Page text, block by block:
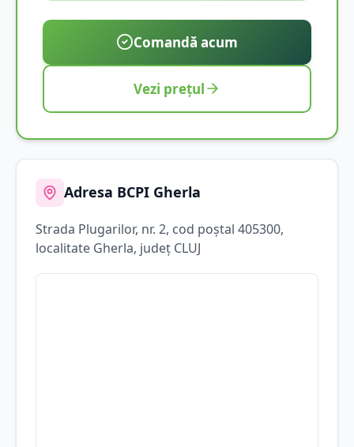
Comandă acum
Vezi prețul
Adresa BCPI Gherla
Strada Plugarilor, nr. 2, cod poștal 405300,
localitate Gherla, județ CLUJ